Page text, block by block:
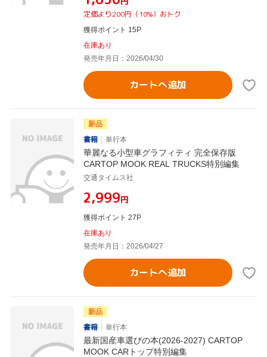
定価より200円（10%）おトク
獲得ポイント 15P
在庫あり
発売年月日：2026/04/30
カートへ追加
新品
書籍
単行本
華麗なる小型車グラフィティ 完全保存版
CARTOP MOOK REAL TRUCKS特別編集
交通タイムス社
¥2,999円
獲得ポイント 27P
在庫あり
発売年月日：2026/04/27
カートへ追加
新品
書籍
単行本
最新国産車選びの本(2026-2027) CARTOP
MOOK CARトップ特別編集